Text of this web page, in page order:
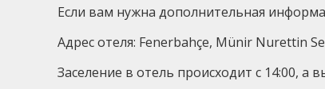
Если вам нужна дополнительная
Адрес отеля: Fenerbahçe, Münir Nurettin
Заселение в отель происходит с 14:00, а